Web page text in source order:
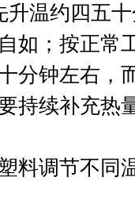
温约四五十
如；按正常
分钟左右，
持续补充热
调节不同